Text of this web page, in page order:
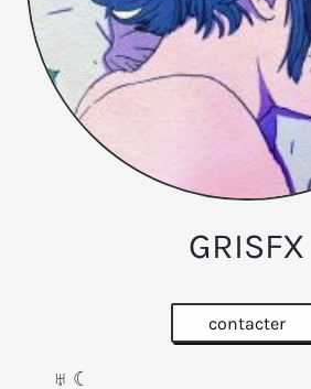
GRISFX
contacter
♅ ☾